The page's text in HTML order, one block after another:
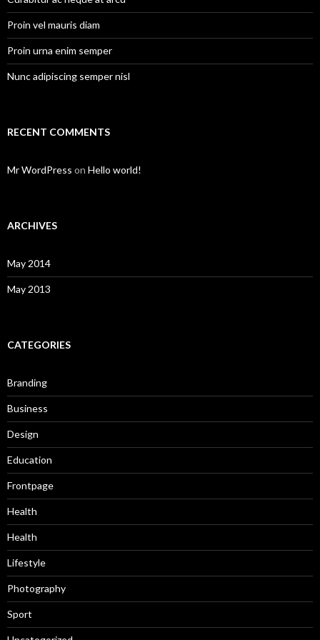
Proin vel mauris diam
Proin urna enim semper
Nunc adipiscing semper nisl
RECENT COMMENTS
Mr WordPress on Hello world!
ARCHIVES
May 2014
May 2013
CATEGORIES
Branding
Business
Design
Education
Frontpage
Health
Health
Lifestyle
Photography
Sport